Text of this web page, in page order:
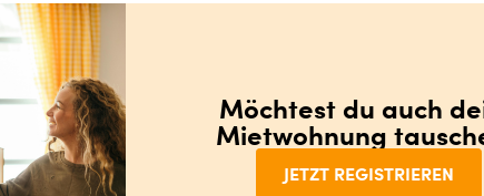
Möchtest du auch
Mietwohnung
JETZT REGISTRIEREN